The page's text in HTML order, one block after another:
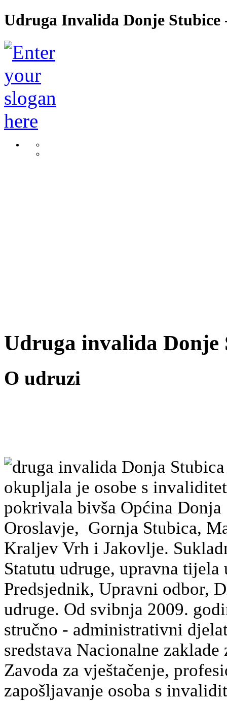
Udruga Invalida Donje Stubice
Udruga invalida Donje
O udruzi
druga invalida Donja
okupljala je osobe s
pokrivala bivša Općina
Oroslavje, Gornja Stubica,
Kraljev Vrh i Jakovlje.
Statutu udruge, upravna tijela
Predsjednik, Upravni odbor,
udruge. Od svibnja 2009.
stručno - administrativni
sredstava Nacionalne
Zavoda za vještačenje,
zapošljavanje osoba s